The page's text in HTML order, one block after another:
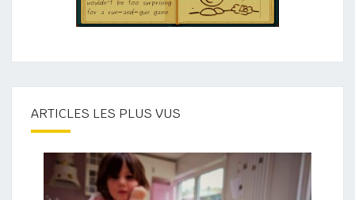
ARTICLES LES PLUS VUS